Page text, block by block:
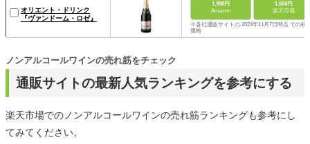
オリエント・ドリンク
『ヴァンドーム・ロゼ』
1,980円
Amazon
1,684円
楽天市場
※各社通販サイトの 2024年11月7日時点 での税
価格
通販サイトの最新人気ランキングを参考にする
ノンアルコールワインの売れ筋をチェック
楽天市場でのノンアルコールワインの売れ筋ランキングも参考にし
てみてください。